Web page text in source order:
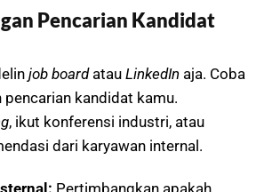
Pencarian Kandidat
job boardatau LinkedIn aja. Coba
kandidat kamu.
, ikut konferensi industri, atau
dari karyawan internal.